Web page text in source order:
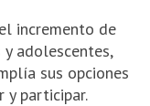
incremento de
adolescentes,
sus opciones
participar.